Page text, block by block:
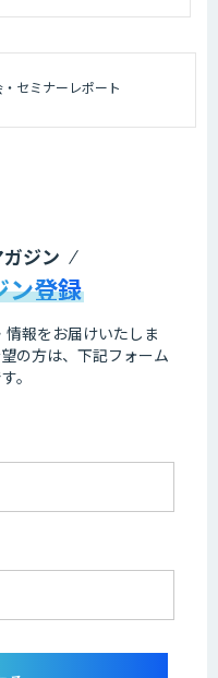
セミナーレポート
ジン
ン登録
報をお届けいたしま
の方は、下記フォーム
。